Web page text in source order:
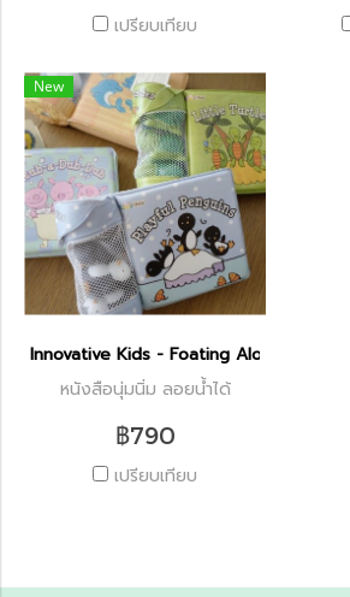
เปรียบเทียบ
New
Innovative Kids - Foating Along
หนังสือนุ่มนิ่ม ลอยน้ำได้
฿790
เปรียบเทียบ